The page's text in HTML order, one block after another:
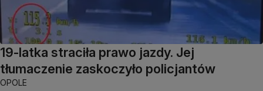
19-latka straciła prawo jazdy. Jej
tłumaczenie zaskoczyło policjantów
OPOLE